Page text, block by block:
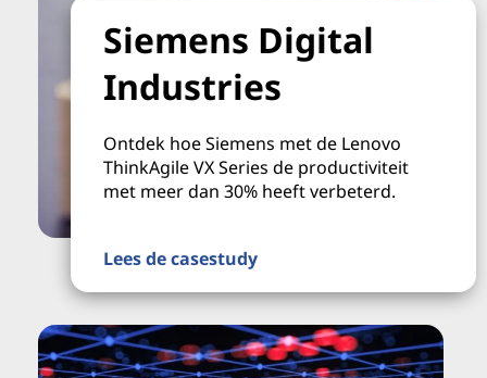
Siemens Digital
Industries
Ontdek hoe Siemens met de Lenovo
ThinkAgile VX Series de productiviteit
met meer dan 30% heeft verbeterd.
Lees de casestudy